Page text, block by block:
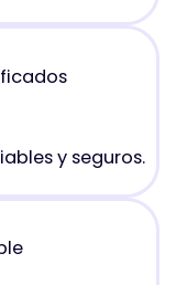
y seguros.